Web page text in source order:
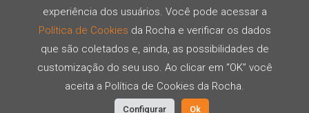
Developed by
experiência dos usuários. Você pode acessar a
Política de Cookies da Rocha e verificar os dados
que são coletados e, ainda, as possibilidades de
customização do seu uso. Ao clicar em “OK” você
aceita a Política de Cookies da Rocha.
Configurar Ok